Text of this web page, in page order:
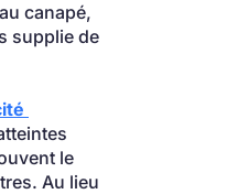
canapé,
supplie de
le
Au lieu